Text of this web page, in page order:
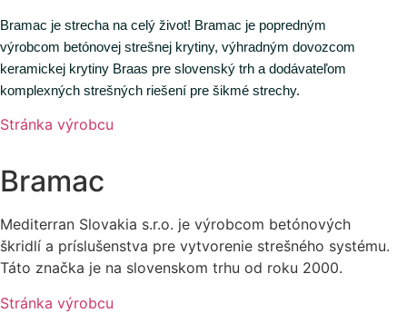
Bramac je strecha na celý život! Bramac je popredným
výrobcom betónovej strešnej krytiny, výhradným dovozcom
keramickej krytiny Braas pre slovenský trh a dodávateľom
komplexných strešných riešení pre šikmé strechy.
Stránka výrobcu
Bramac
Mediterran Slovakia s.r.o. je výrobcom betónových
škridlí a príslušenstva pre vytvorenie strešného systému.
Táto značka je na slovenskom trhu od roku 2000.
Stránka výrobcu